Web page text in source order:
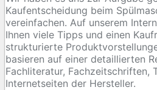
Kaufentscheidung beim
vereinfachen. Auf unserem
Ihnen viele Tipps und einen
strukturierte
basieren auf einer detaillierten
Fachliteratur, Fachzeitschriften,
Internetseiten der Hersteller.